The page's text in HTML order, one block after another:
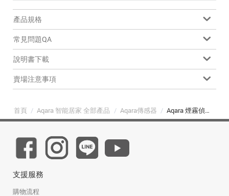
產品規格
常見問題QA
說明書下載
賣場注意事項
首頁 / Aqara 智能居家 全部產品 / Aqara傳感器 / Aqara 煙霧偵測警報器
支援服務
購物流程